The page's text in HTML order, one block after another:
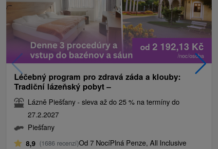
od 2 192,13 Kč
/noc/osoba
Léčebný program pro zdravá záda a klouby:
Tradiční lázeňský pobyt –
Lázně Piešťany - sleva až do 25 % na termíny do
27.2.2027
Piešťany
8,9 (1686 recenzí)Od 7 NocíPlná Penze, All Inclusive